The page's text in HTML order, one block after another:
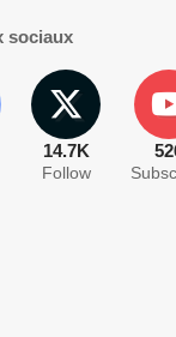
sociaux
14.7K
Follow